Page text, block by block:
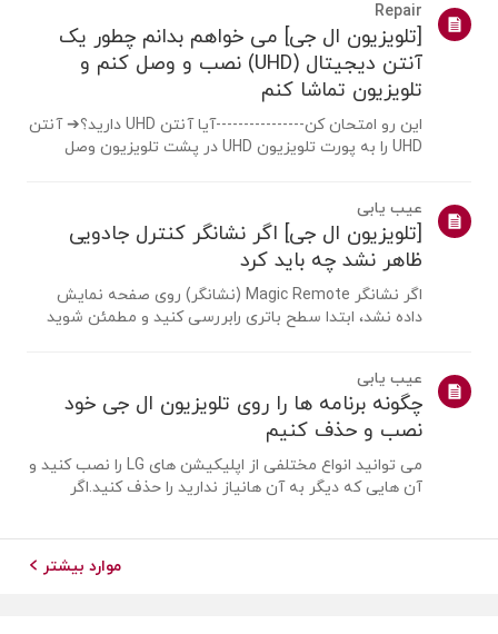
مشکل از روتر یا ارائه دهنده اینترنت(ISP) ...
Repair
[تلویزیون ال جی] می خواهم بدانم چطور یک
آنتن دیجیتال (UHD) نصب و وصل کنم و
تلویزیون تماشا کنم
این رو امتحان کن----------------آیا آنتن UHD دارید؟➔ آنتن
UHD را به پورت تلویزیون UHD در پشت تلویزیون وصل
بتواند سیگنال UHD دریافت کند ...
عیب یابی
[تلویزیون ال جی] اگر نشانگر کنترل جادویی
ظاهر نشد چه باید کرد
اگر نشانگر Magic Remote (نشانگر) روی صفحه نمایش
داده نشد، ابتدا سطح باتری رابررسی کنید و مطمئن شوید
ریموت از تلویزیونجدا شده است. ریموت ر...
عیب یابی
چگونه برنامه ها را روی تلویزیون ال جی خود
نصب و حذف کنیم
می توانید انواع مختلفی از اپلیکیشن های LG را نصب کنید و
آن هایی که دیگر به آن هانیاز ندارید را حذف کنید.اگر
موارد بیشتر